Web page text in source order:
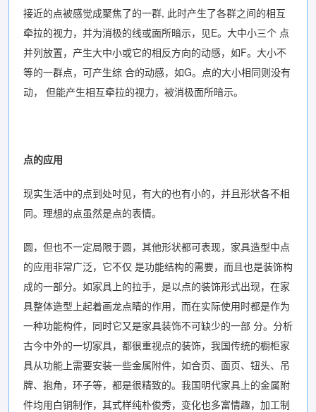
接近的点被感觉成聚焦了的一群, 此时产生了各群之间的相互
牵拉的视力，并为消极的线或面所暗示，见E。大中小三个 点
并列放置，产生大中小或它的相反方向的动感，如F。大小不
等的一群点，可产生综 合的动感，如G。点的大小相同则没有
动， 但能产生相互牵拉的视力，被消极面所暗示。
点的应用
现实生活中的点到处吋见，有大的也有小的，并且形状各不相
同。理想的点虽然是点的表情。
圆，但也不一定局限于圆，其他形状都可表现，家具造型中点
的应用非常广泛，它不仅 是功能结构的需要，而且也是装饰构
成的一部分。如家具上的拉手，是以点的装饰形式出现，在家
具整体造型上起着画龙点睛的作用，而在实际使用时都是作为
一种功能构件，同时它又是家具装饰不可缺少的一部 分。分析
古今中外的一切家具，都很重视点的装饰，我国传统的橱柜家
具从功能上需要安装一些金属附件，如合页、面页、钮头、吊
牌、抱角，环子等，都是很精致的。我国明代家具上的金属附
件均用白铜制作，其式样纯朴俊秀，变化也多富情趣，加工制